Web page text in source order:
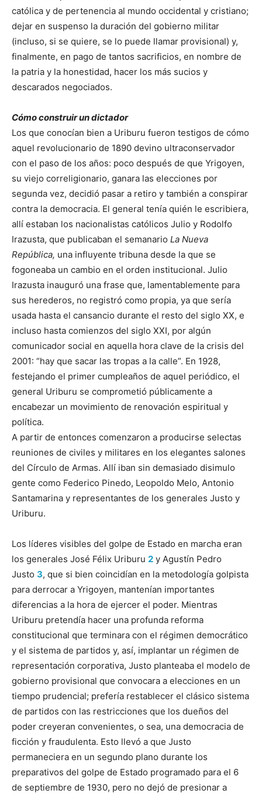
católica y de pertenencia al mundo occidental y cristiano;
dejar en suspenso la duración del gobierno militar
(incluso, si se quiere, se lo puede llamar provisional) y,
finalmente, en pago de tantos sacrificios, en nombre de
la patria y la honestidad, hacer los más sucios y
descarados negociados.
Cómo construir un dictador
Los que conocían bien a Uriburu fueron testigos de cómo
aquel revolucionario de 1890 devino ultraconservador
con el paso de los años: poco después de que Yrigoyen,
su viejo correligionario, ganara las elecciones por
segunda vez, decidió pasar a retiro y también a conspirar
contra la democracia. El general tenía quién le escribiera,
allí estaban los nacionalistas católicos Julio y Rodolfo
Irazusta, que publicaban el semanario La Nueva
República, una influyente tribuna desde la que se
fogoneaba un cambio en el orden institucional. Julio
Irazusta inauguró una frase que, lamentablemente para
sus herederos, no registró como propia, ya que sería
usada hasta el cansancio durante el resto del siglo XX, e
incluso hasta comienzos del siglo XXI, por algún
comunicador social en aquella hora clave de la crisis del
2001: “hay que sacar las tropas a la calle”. En 1928,
festejando el primer cumpleaños de aquel periódico, el
general Uriburu se comprometió públicamente a
encabezar un movimiento de renovación espiritual y
política.
A partir de entonces comenzaron a producirse selectas
reuniones de civiles y militares en los elegantes salones
del Círculo de Armas. Allí iban sin demasiado disimulo
gente como Federico Pinedo, Leopoldo Melo, Antonio
Santamarina y representantes de los generales Justo y
Uriburu.
Los líderes visibles del golpe de Estado en marcha eran
los generales José Félix Uriburu 2 y Agustín Pedro
Justo 3, que si bien coincidían en la metodología golpista
para derrocar a Yrigoyen, mantenían importantes
diferencias a la hora de ejercer el poder. Mientras
Uriburu pretendía hacer una profunda reforma
constitucional que terminara con el régimen democrático
y el sistema de partidos y, así, implantar un régimen de
representación corporativa, Justo planteaba el modelo de
gobierno provisional que convocara a elecciones en un
tiempo prudencial; prefería restablecer el clásico sistema
de partidos con las restricciones que los dueños del
poder creyeran convenientes, o sea, una democracia de
ficción y fraudulenta. Esto llevó a que Justo
permaneciera en un segundo plano durante los
preparativos del golpe de Estado programado para el 6
de septiembre de 1930, pero no dejó de presionar a